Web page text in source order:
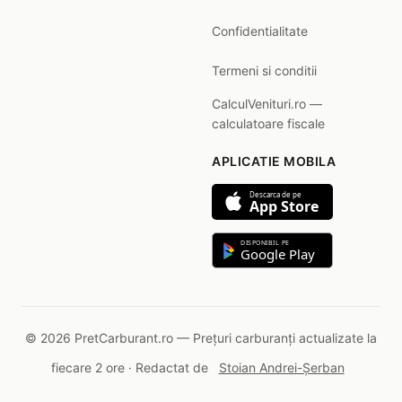
Confidentialitate
Termeni si conditii
CalculVenituri.ro —
calculatoare fiscale
APLICATIE MOBILA
Descarca de pe
App Store
DISPONIBIL PE
Google Play
© 2026 PretCarburant.ro — Prețuri carburanți actualizate la
fiecare 2 ore · Redactat de
Stoian Andrei-Șerban